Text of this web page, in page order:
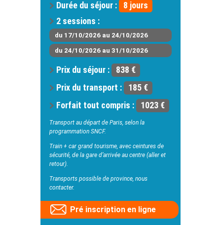
Durée du séjour : 8 jours
2 sessions :
du 17/10/2026 au 24/10/2026
du 24/10/2026 au 31/10/2026
Prix du séjour :
838 €
Prix du transport :
185 €
Forfait tout compris :
1023 €
Transport au départ de Paris, selon la
programmation SNCF.
Train + car grand tourisme, avec ceintures de
sécurité, de la gare d’arrivée au centre (aller et
retour).
Transports possible de province, nous
contacter.
Pré inscription en ligne